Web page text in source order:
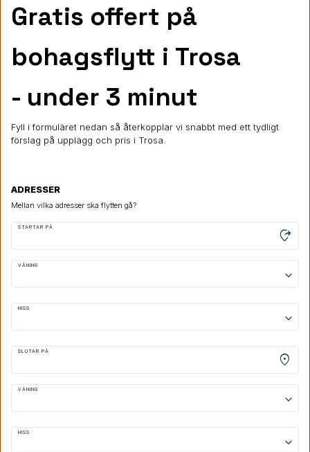
Gratis offert på
bohagsflytt i Trosa
- under 3 minut
Fyll i formuläret nedan så återkopplar vi snabbt med ett tydligt
förslag på upplägg och pris i Trosa.
ADRESSER
Mellan vilka adresser ska flytten gå?
STARTAR PÅ
moved_location
VÅNING
keyboard_arrow_down
HISS
keyboard_arrow_down
SLUTAR PÅ
location_on
VÅNING
keyboard_arrow_down
HISS
keyboard_arrow_down